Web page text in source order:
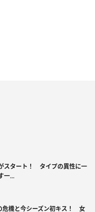
スタート！ タイプの異性に一
一...
危機と今シーズン初キス！ 女